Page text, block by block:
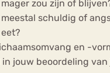
zou zijn of
meestal schuldig of
en -
jouw beoordeling van